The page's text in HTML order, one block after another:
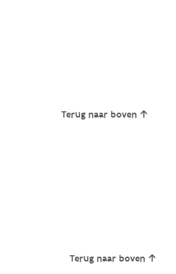
Terug naar boven
Terug naar boven